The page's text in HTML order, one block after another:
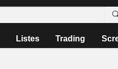
Listes Trading